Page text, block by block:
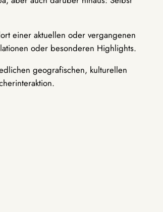
einer aktuellen oder vergangenen
oder besonderen Highlights.
geografischen, kulturellen